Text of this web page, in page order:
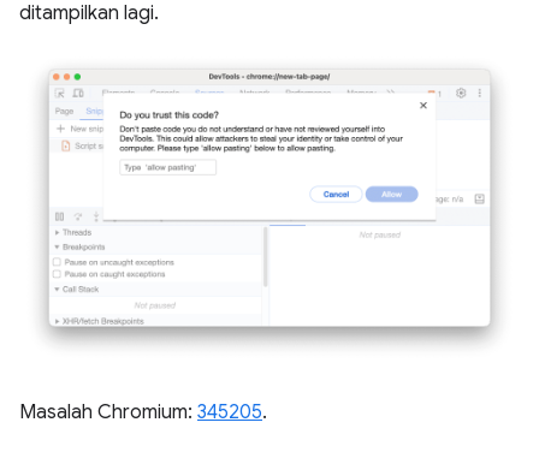
ditampilkan lagi.
Masalah Chromium: 345205.